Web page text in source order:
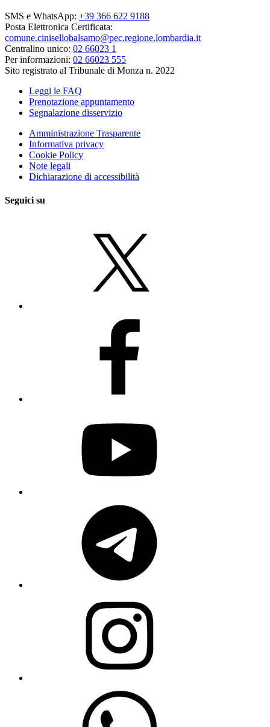
SMS e WhatsApp: +39 366 622 9188
Posta Elettronica Certificata:
comune.cinisellobalsamo@pec.regione.lombardia.it
Centralino unico: 02 66023 1
Per informazioni: 02 66023 555
Sito registrato al Tribunale di Monza n. 2022
Leggi le FAQ
Prenotazione appuntamento
Segnalazione disservizio
Amministrazione Trasparente
Informativa privacy
Cookie Policy
Note legali
Dichiarazione di accessibilità
Seguici su